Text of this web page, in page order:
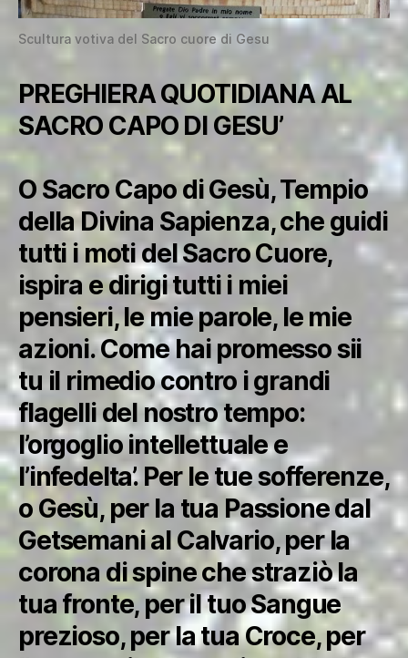
Scultura votiva del Sacro cuore di Gesu
PREGHIERA QUOTIDIANA AL
SACRO CAPO DI GESU’
O Sacro Capo di Gesù, Tempio
della Divina Sapienza, che guidi
tutti i moti del Sacro Cuore,
ispira e dirigi tutti i miei
pensieri, le mie parole, le mie
azioni. Come hai promesso sii
tu il rimedio contro i grandi
flagelli del nostro tempo:
l’orgoglio intellettuale e
l’infedelta’. Per le tue sofferenze,
o Gesù, per la tua Passione dal
Getsemani al Calvario, per la
corona di spine che straziò la
tua fronte, per il tuo Sangue
prezioso, per la tua Croce, per